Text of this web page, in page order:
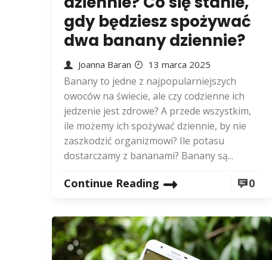
gdy będziesz spożywać
dwa banany dziennie?
Joanna Baran 13 marca 2025
Banany to jedne z najpopularniejszych
owoców na świecie, ale czy codzienne ich
jedzenie jest zdrowe? A przede wszystkim,
ile możemy ich spożywać dziennie, by nie
zaszkodzić organizmowi? Ile potasu
dostarczamy z bananami? Banany są...
Continue Reading 0